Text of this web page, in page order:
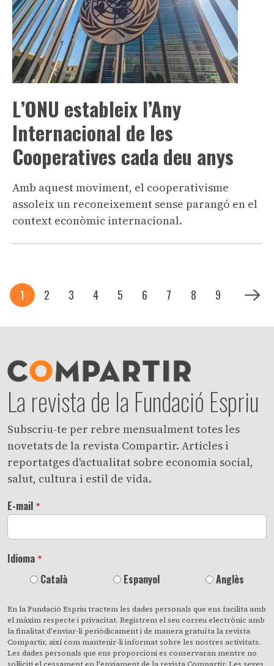
L’ONU estableix l’Any
Internacional de les
Cooperatives cada deu anys
Amb aquest moviment, el cooperativisme
assoleix un reconeixement sense parangó en el
context econòmic internacional.
Paginació
Pàgina actual
1 Pàgina
2 Pàgina
3 Pàgina
4 Pàgina
5 Pàgina
6 Pàgina
7 Pàgina
8 Pàgina
9
La revista de la Fundació Espriu
Subscriu-te per rebre mensualment totes les
novetats de la revista Compartir. Articles i
reportatges d'actualitat sobre economia social,
salut, cultura i estil de vida.
E-mail
Idioma
Català
Espanyol Anglès
En la Fundació Espriu tractem les dades personals que ens facilita amb
el màxim respecte i privacitat. Registrem el seu correu electrònic amb
la finalitat d'enviar-li periòdicament i de manera gratuïta la revista
Compartir, així com mantenir-li informat sobre les nostres activitats.
Les dades personals que ens proporcioni es conservaran mentre no
sol·liciti el cessament en l'enviament de la revista Compartir. Les seves